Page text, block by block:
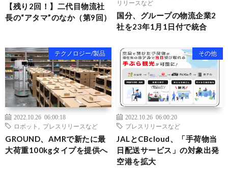
【残り2回！】二代目物流社
長の“アタマ”のなか（第9回）
リリースなど
国分、グループの物流企業2
社を23年1月1日付で統合
テクノロジー/製品
2022.10.26 06:00:18
ロボット
プレスリリースなど
GROUND、AMRで新たに最
大荷重100kgタイプを提供へ
その他
2022.10.26 06:00:20
プレスリリースなど
JALとCBcloud、「手荷物当
日配送サービス」の対象出発
空港を拡大